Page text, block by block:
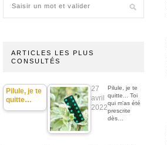
ARTICLES LES PLUS
CONSULTÉS
Pilule, je te
quitte…
27
avril
2022
Pilule, je te
quitte... Toi
qui m'as été
prescrite
dès…